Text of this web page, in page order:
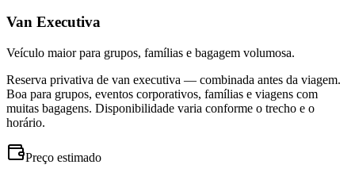
Van Executiva
Veículo maior para grupos, famílias e bagagem volumosa.
Reserva privativa de van executiva — combinada antes da viagem.
Boa para grupos, eventos corporativos, famílias e viagens com
muitas bagagens. Disponibilidade varia conforme o trecho e o
horário.
Preço estimado